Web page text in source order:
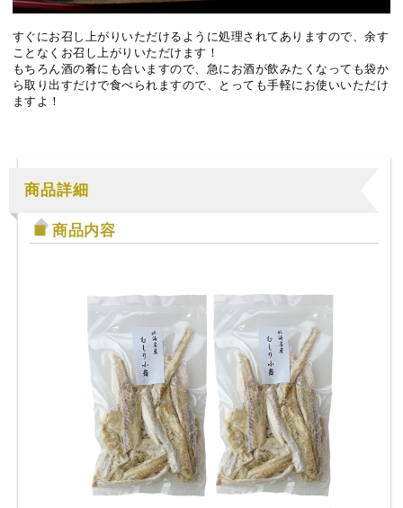
すぐにお召し上がりいただけるように処理されてありますので、余す
ことなくお召し上がりいただけます！
もちろん酒の肴にも合いますので、急にお酒が飲みたくなっても袋か
ら取り出すだけで食べられますので、とっても手軽にお使いいただけ
ますよ！
商品詳細
商品内容